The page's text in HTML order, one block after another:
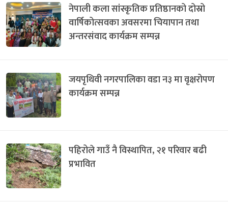
नेपाली कला सांस्कृतिक प्रतिष्ठानको दोस्रो
वार्षिकोत्सवका अवसरमा चियापान तथा
अन्तरसंवाद कार्यक्रम सम्पन्न
जयपृथिवी नगरपालिका वडा न३ मा वृक्षरोपण
कार्यक्रम सम्पन्न
पहिरोले गाउँ नै विस्थापित, २१ परिवार बढी
प्रभावित